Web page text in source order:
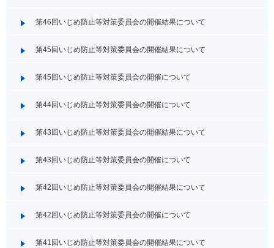
第46回いじめ防止等対策委員会の開催結果について
第45回いじめ防止等対策委員会の開催結果について
第45回いじめ防止等対策委員会の開催について
第44回いじめ防止等対策委員会の開催について
第43回いじめ防止等対策委員会の開催結果について
第43回いじめ防止等対策委員会の開催について
第42回いじめ防止等対策委員会の開催結果について
第42回いじめ防止等対策委員会の開催について
第41回いじめ防止等対策委員会の開催結果について